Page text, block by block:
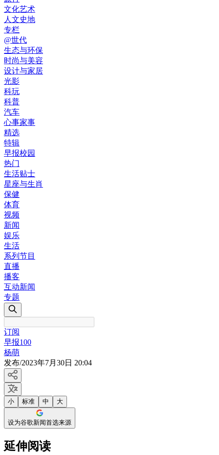
文化艺术
人文史地
专栏
@世代
生态与环保
时尚与美容
设计与家居
光影
科玩
科普
汽车
心事家事
精选
特辑
早报校园
热门
生活贴士
星座与生肖
保健
体育
视频
新闻
娱乐
生活
系列节目
直播
播客
互动新闻
专题
订阅
早报100
杨萌
发布/2023年7月30日 20:04
小 标准 中 大
设为谷歌新闻首选来源
延伸阅读